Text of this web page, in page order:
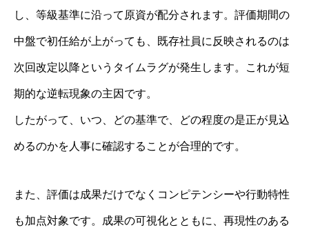
し、等級基準に沿って原資が配分されます。評価期間の
中盤で初任給が上がっても、既存社員に反映されるのは
次回改定以降というタイムラグが発生します。これが短
期的な逆転現象の主因です。
したがって、いつ、どの基準で、どの程度の是正が見込
めるのかを人事に確認することが合理的です。
また、評価は成果だけでなくコンピテンシーや行動特性
も加点対象です。成果の可視化とともに、再現性のある